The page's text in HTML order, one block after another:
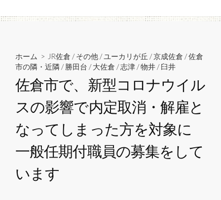
ホーム > JR佐倉 /その他 /ユーカリが丘 /京成佐倉 /佐倉
市の隣・近隣 /勝田台 /大佐倉 /志津 /物井 /臼井
佐倉市で、新型コロナウイル
スの影響で内定取消・解雇と
なってしまった方を対象に
一般任期付職員の募集をして
います